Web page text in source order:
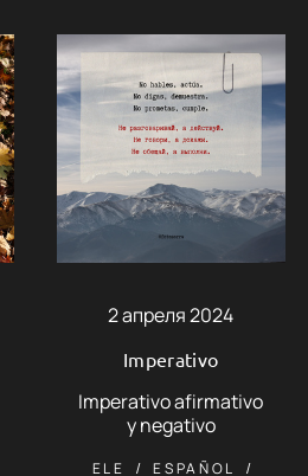
2 апреля 2024
Imperativo
Imperativo afirmativo
y negativo
ELE
ESPAÑOL